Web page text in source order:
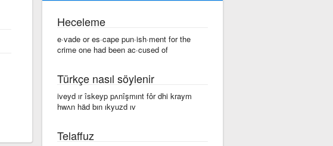
Heceleme
e·vade or es·cape pun·ish·ment for the
crime one had been ac·cused of
Türkçe nasıl söylenir
iveyd ır îskeyp pʌnîşmınt fôr dhi kraym
hwʌn häd bın ıkyuzd ıv
Telaffuz